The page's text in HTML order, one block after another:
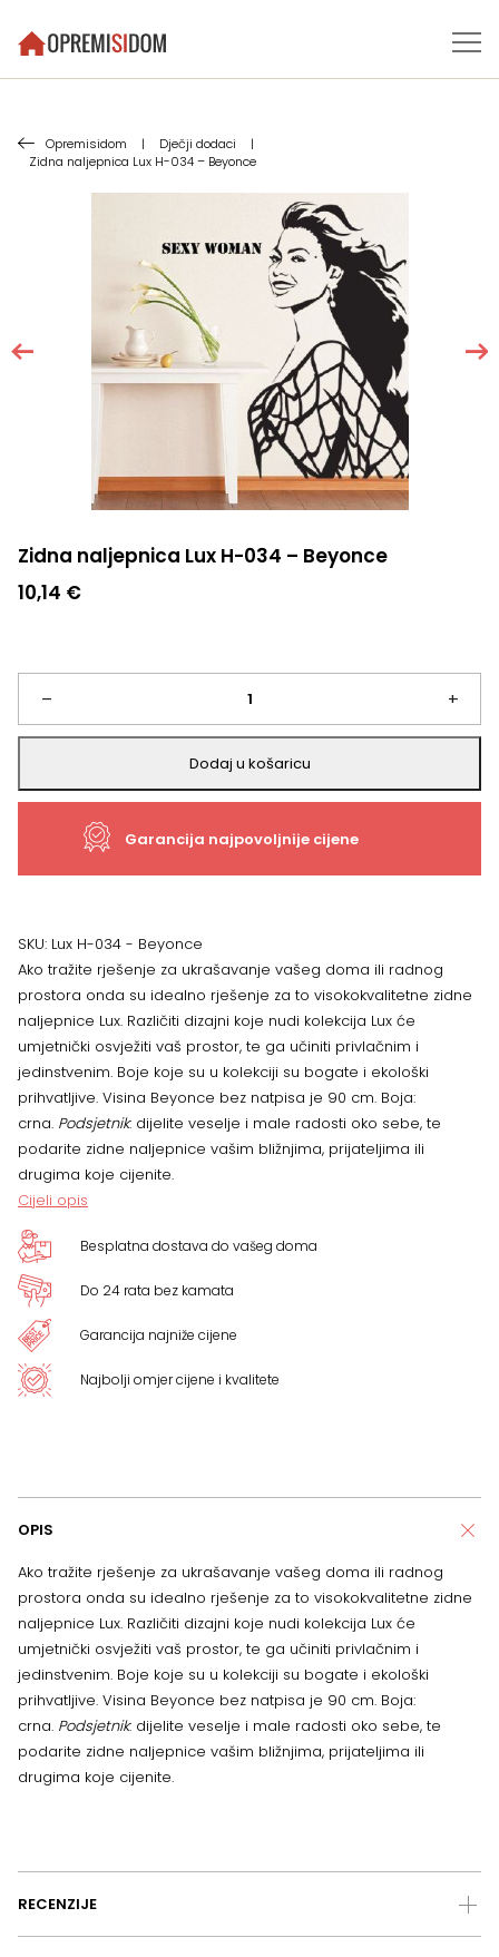
Opremisidom | Dječji dodaci
|
Zidna naljepnica Lux H-034 – Beyonce
Zidna naljepnica Lux H-034 – Beyonce
10,14 €
–
Zidna
naljepnica
Lux
-
količina
+
Dodaj u košaricu
Garancija najpovoljnije cijene
SKU: Lux H-034 - Beyonce
Ako tražite rješenje za ukrašavanje vašeg doma ili radnog
prostora onda su idealno rješenje za to visokokvalitetne zidne
naljepnice Lux. Različiti dizajni koje nudi kolekcija Lux će
umjetnički osvježiti vaš prostor, te ga učiniti privlačnim i
jedinstvenim. Boje koje su u kolekciji su bogate i ekološki
prihvatljive. Visina Beyonce bez natpisa je 90 cm. Boja:
crna. Podsjetnik: dijelite veselje i male radosti oko sebe, te
podarite zidne naljepnice vašim bližnjima, prijateljima ili
drugima koje cijenite.
Cijeli opis
Besplatna dostava do vašeg doma
Do 24 rata bez kamata
Garancija najniže cijene
Najbolji omjer cijene i kvalitete
OPIS
Ako tražite rješenje za ukrašavanje vašeg doma ili radnog
prostora onda su idealno rješenje za to visokokvalitetne zidne
naljepnice Lux. Različiti dizajni koje nudi kolekcija Lux će
umjetnički osvježiti vaš prostor, te ga učiniti privlačnim i
jedinstvenim. Boje koje su u kolekciji su bogate i ekološki
prihvatljive. Visina Beyonce bez natpisa je 90 cm. Boja:
crna. Podsjetnik: dijelite veselje i male radosti oko sebe, te
podarite zidne naljepnice vašim bližnjima, prijateljima ili
drugima koje cijenite.
RECENZIJE